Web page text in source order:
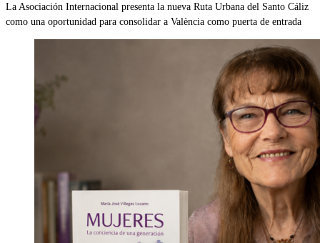
La Asociación Internacional presenta la nueva Ruta Urbana del Santo Cáliz
como una oportunidad para consolidar a València como puerta de entrada